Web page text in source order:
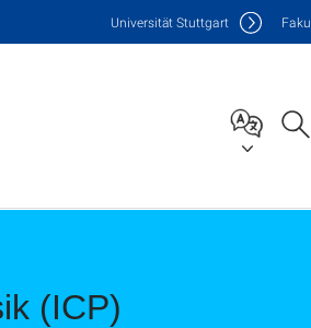
Universität Stuttgart F
(ICP)